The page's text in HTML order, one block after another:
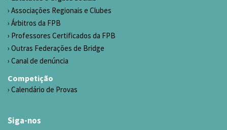
Associações Regionais e Clubes
Árbitros da FPB
Professores Certificados da FPB
Outras Federações de Bridge
Canal de denúncia
Competição
Calendário de Provas
Siga-nos